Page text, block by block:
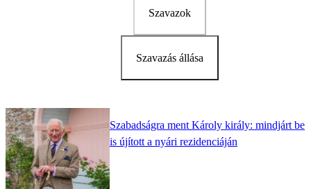
Szavazok
Szavazás állása
Szabadságra ment Károly király: mindjárt be
is újított a nyári rezidenciáján